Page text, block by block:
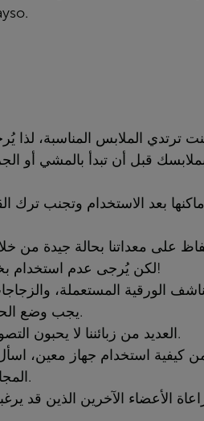
• لكن يُرجى عدم استخدام بخاخ التنظيف أو المناديل على الشاشات!
• يجب وضع الحقائب والمعاطف في الخزائن المتوفرة.
• العديد من زبائننا لا يحبون التصوير، لذا يُرجى عدم التصوير داخل الجيم.
المجاني الذي يحتوي على أدلة إرشادية مفيدة.